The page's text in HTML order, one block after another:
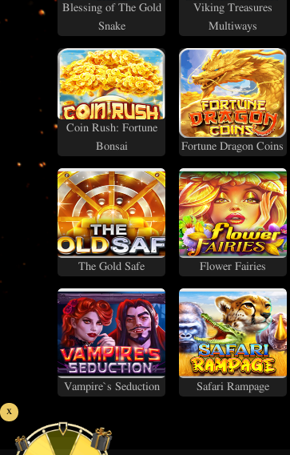
Blessing of The Gold
Snake
Viking Treasures
Multiways
Coin Rush: Fortune
Bonsai
Fortune Dragon Coins
The Gold Safe Flower Fairies
Vampire`s Seduction Safari Rampage
x